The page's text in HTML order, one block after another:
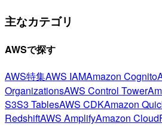
主なカテゴリ
AWSで探す
AWS特集AWS IAMAmazon Cognito
OrganizationsAWS Control Tower
S3S3 TablesAWS CDKAmazon
RedshiftAWS AmplifyAmazon